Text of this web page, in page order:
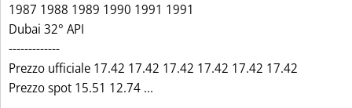
1987 1988 1989 1990 1991 1991
Dubai 32° API
-------------
Prezzo ufficiale 17.42 17.42 17.42 17.42 17.42 17.42
Prezzo spot 15.51 12.74 ...